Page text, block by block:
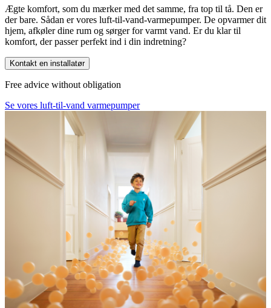
Ægte komfort, som du mærker med det samme, fra top til tå. Den er
der bare. Sådan er vores luft-til-vand-varmepumper. De opvarmer dit
hjem, afkøler dine rum og sørger for varmt vand. Er du klar til
komfort, der passer perfekt ind i din indretning?
Kontakt en installatør
Free advice without obligation
Se vores luft-til-vand varmepumper